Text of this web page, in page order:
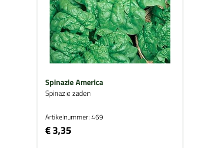
Spinazie America
Spinazie zaden
Artikelnummer: 469
€ 3,35